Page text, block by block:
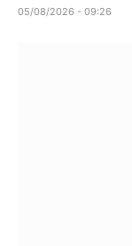
05/08/2026 - 09:26